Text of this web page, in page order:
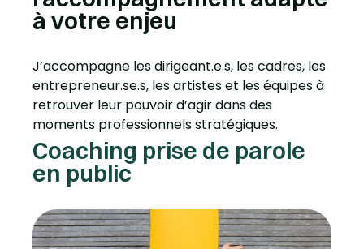
à votre enjeu
J’accompagne les dirigeant.e.s, les cadres, les
entrepreneur.se.s, les artistes et les équipes à
retrouver leur pouvoir d’agir dans des
moments professionnels stratégiques.
Coaching prise de parole
en public